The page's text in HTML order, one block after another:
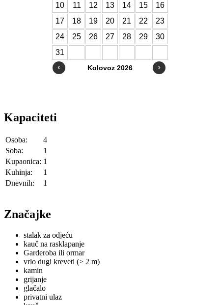
Kapaciteti
Osoba:
4
Soba:
1
Kupaonica: 1
Kuhinja:
1
Dnevnih:
1
Značajke
stalak za odjeću
kauč na rasklapanje
Garderoba ili ormar
vrlo dugi kreveti (> 2 m)
kamin
grijanje
glačalo
privatni ulaz